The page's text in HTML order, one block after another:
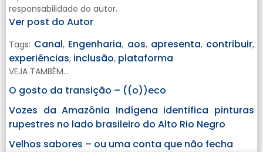
responsabilidade do autor.
Ver post do Autor
Tags: Canal, Engenharia, aos, apresenta, contribuir,
experiências, inclusão, plataforma
VEJA TAMBÉM...
O gosto da transição – ((o))eco
Vozes da Amazônia Indígena identifica pinturas
rupestres no lado brasileiro do Alto Rio Negro
Velhos sabores – ou uma conta que não fecha